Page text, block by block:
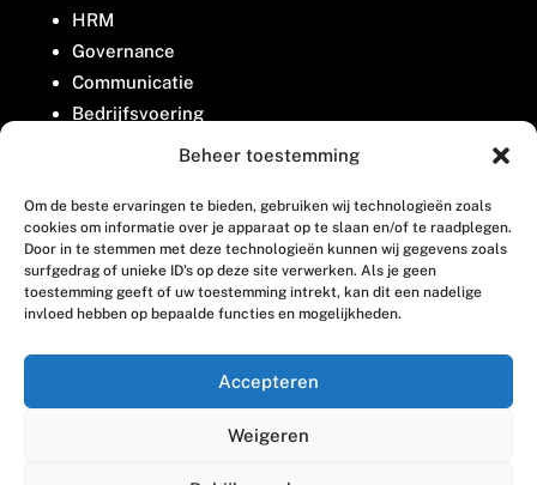
Beheer toestemming
Om de beste ervaringen te bieden, gebruiken wij technologieën zoals
cookies om informatie over je apparaat op te slaan en/of te raadplegen.
Door in te stemmen met deze technologieën kunnen wij gegevens zoals
surfgedrag of unieke ID's op deze site verwerken. Als je geen
toestemming geeft of uw toestemming intrekt, kan dit een nadelige
invloed hebben op bepaalde functies en mogelijkheden.
Accepteren
Weigeren
HRM
Governance
Communicatie
Bedrijfsvoering
Belangenbehartiging
Contact
Houttuinlaan 8
3447 GM Woerden